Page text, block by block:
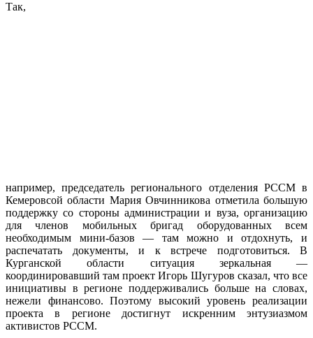
Так,
например, председатель регионального отделения РССМ в
Кемеровсой области Мария Овчинникова отметила большую
поддержку со стороны администрации и вуза, организацию
для членов мобильных бригад оборудованных всем
необходимым мини-базов — там можно и отдохнуть, и
распечатать документы, и к встрече подготовиться. В
Курганской области ситуация зеркальная —
координировавший там проект Игорь Шугуров сказал, что все
инициативы в регионе поддерживались больше на словах,
нежели финансово. Поэтому высокий уровень реализации
проекта в регионе достигнут искренним энтузиазмом
активистов РССМ.